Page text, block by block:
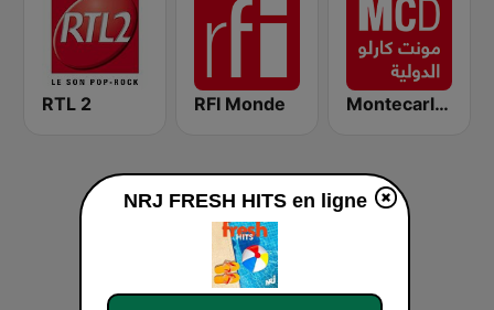
RTL 2 RFI Monde Montecarlo al doualiya (مونت كارلو الدولية)
NRJ FRESH HITS en ligne